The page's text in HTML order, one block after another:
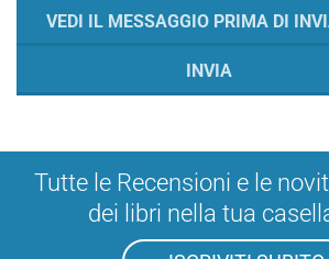
Tutte le Recensioni e le
dei libri nella tua